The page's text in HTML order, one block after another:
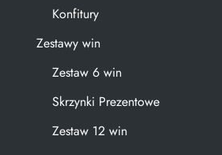
Konfitury
Zestawy win
Zestaw 6 win
Skrzynki Prezentowe
Zestaw 12 win